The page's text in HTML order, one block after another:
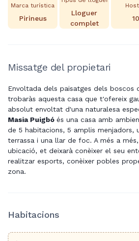
Marca turística
Pirineus
Lloguer
complet
10
Missatge del propietari
Envoltada dels paisatges dels boscos
trobaràs aquesta casa que t'ofereix
absolut envoltat d'una naturalesa
Masia Puigbó és una casa amb
de 5 habitacions, 5 amplis menjadors,
terrassa i una llar de foc. A més a
ubicació, et deixarà conèixer el seu
realitzar esports, conèixer pobles
zona.
Habitacions